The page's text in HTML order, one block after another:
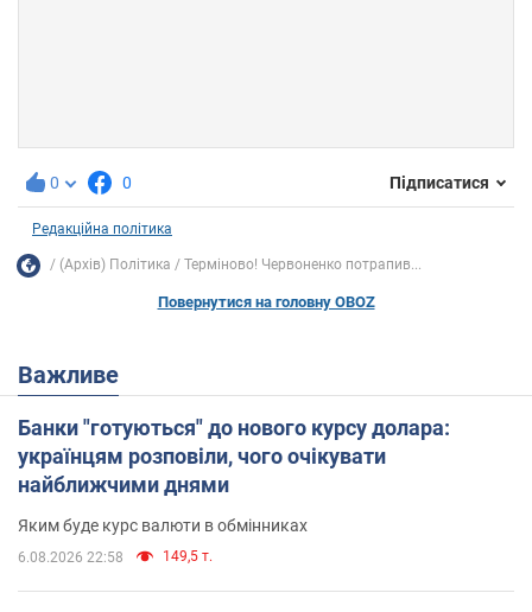
0 0 Підписатися
Редакційна політика
(Архів) Політика Терміново! Червоненко потрапив...
Повернутися на головну OBOZ
Важливе
Банки "готуються" до нового курсу долара:
українцям розповіли, чого очікувати
найближчими днями
Яким буде курс валюти в обмінниках
6.08.2026 22:58 149,5 т.